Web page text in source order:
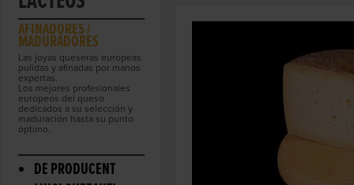
AFINADORES /
MADURADORES
Las joyas queseras europeas
pulidas y afinadas por manos
expertas.
Los mejores profesionales
europeos del queso
dedicados a su selección y
maduración hasta su punto
óptimo.
DE PRODUCENT